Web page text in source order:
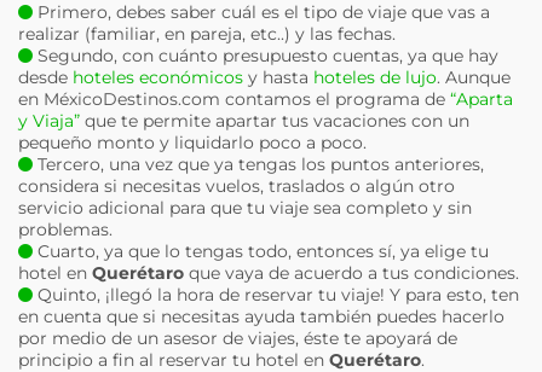
Primero, debes saber cuál es el tipo de viaje que vas a
realizar (familiar, en pareja, etc..) y las fechas.
Segundo, con cuánto presupuesto cuentas, ya que hay
desde hoteles económicos y hasta hoteles de lujo. Aunque
en MéxicoDestinos.com contamos el programa de “Aparta
y Viaja” que te permite apartar tus vacaciones con un
pequeño monto y liquidarlo poco a poco.
Tercero, una vez que ya tengas los puntos anteriores,
considera si necesitas vuelos, traslados o algún otro
servicio adicional para que tu viaje sea completo y sin
problemas.
Cuarto, ya que lo tengas todo, entonces sí, ya elige tu
hotel en Querétaro que vaya de acuerdo a tus condiciones.
Quinto, ¡llegó la hora de reservar tu viaje! Y para esto, ten
en cuenta que si necesitas ayuda también puedes hacerlo
por medio de un asesor de viajes, éste te apoyará de
principio a fin al reservar tu hotel en Querétaro.